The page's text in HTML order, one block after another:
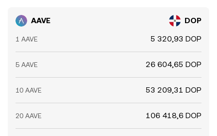
AAVE DOP
1 AAVE 5 320,93 DOP
5 AAVE 26 604,65 DOP
10 AAVE 53 209,31 DOP
20 AAVE 106 418,6 DOP